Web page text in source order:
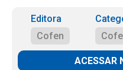
Editora
Cofen
ACESSAR